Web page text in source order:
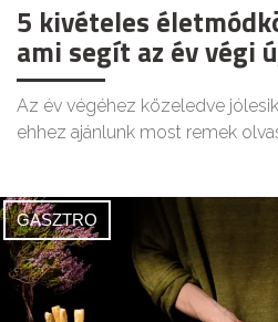
5 kivételes
ami segít az év végi
Az év végéhez közeledve
ehhez ajánlunk most remek
GASZTRO